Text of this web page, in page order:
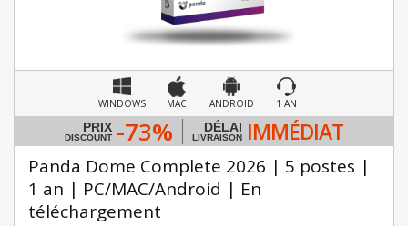
WINDOWS MAC ANDROID 1 AN
PRIX
DISCOUNT -73% DÉLAI
LIVRAISON IMMÉDIAT
Panda Dome Complete 2026 | 5 postes |
1 an | PC/MAC/Android | En
téléchargement